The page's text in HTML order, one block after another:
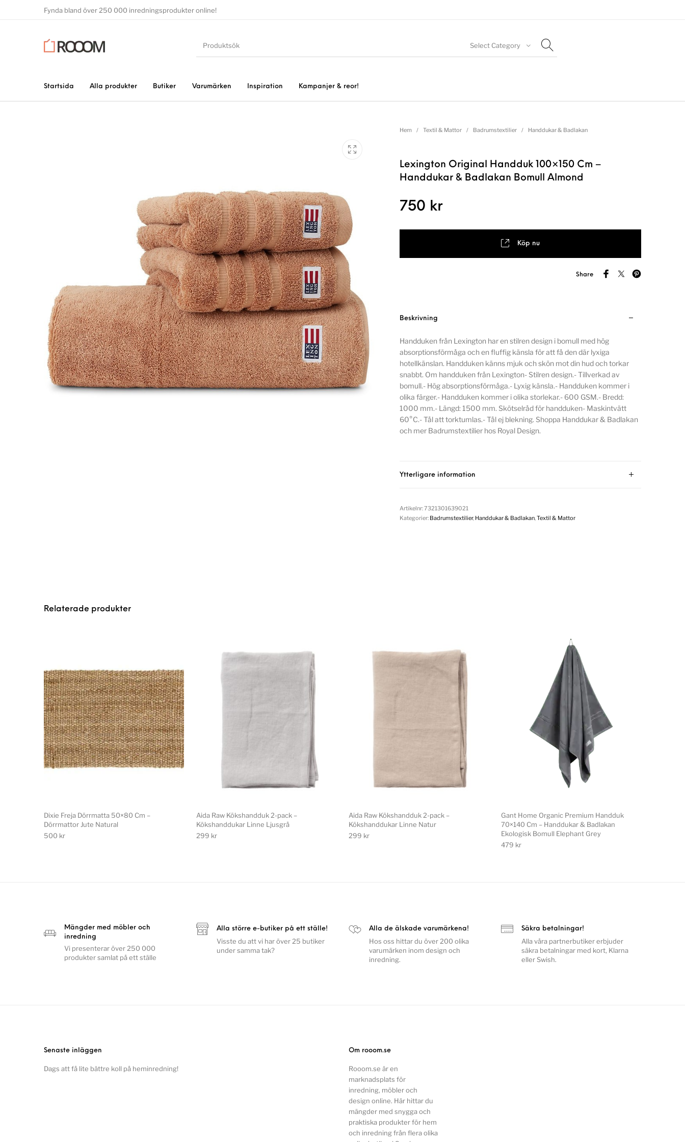
Fynda bland över 250 000 inredningsprodukter online!
Select Category
Startsida Alla produkter Butiker Varumärken Inspiration Kampanjer & reor!
Hem / Textil & Mattor / Badrumstextilier / Handdukar & Badlakan
Lexington Original Handduk 100×150 Cm –
Handdukar & Badlakan Bomull Almond
750 kr
Köp nu
Share
Beskrivning
Handduken från Lexington har en stilren design i bomull med hög
absorptionsförmåga och en fluffig känsla för att få den där lyxiga
hotellkänslan. Handduken känns mjuk och skön mot din hud och torkar
snabbt. Om handduken från Lexington- Stilren design.- Tillverkad av
bomull.- Hög absorptionsförmåga.- Lyxig känsla.- Handduken kommer i
olika färger.- Handduken kommer i olika storlekar.- 600 GSM.- Bredd:
1000 mm.- Längd: 1500 mm. Skötselråd för handduken- Maskintvätt
60°C.- Tål att torktumlas.- Tål ej blekning. Shoppa Handdukar & Badlakan
och mer Badrumstextilier hos Royal Design.
Ytterligare information
Artikelnr:7321301639021
Kategorier: Badrumstextilier, Handdukar & Badlakan, Textil & Mattor
Relaterade produkter
Dixie Freja Dörrmatta 50×80 Cm –
Dörrmattor Jute Natural
500 kr
Aida Raw Kökshandduk 2-pack –
Kökshanddukar Linne Ljusgrå
299 kr
Aida Raw Kökshandduk 2-pack –
Kökshanddukar Linne Natur
299 kr
Gant Home Organic Premium Handduk
70×140 Cm – Handdukar & Badlakan
Ekologisk Bomull Elephant Grey
479 kr
Mängder med möbler och
inredning
Vi presenterar över 250 000
produkter samlat på ett ställe
Alla större e-butiker på ett ställe!
Visste du att vi har över 25 butiker
under samma tak?
Alla de älskade varumärkena!
Hos oss hittar du över 200 olika
varumärken inom design och
inredning.
Säkra betalningar!
Alla våra partnerbutiker erbjuder
säkra betalningar med kort, Klarna
eller Swish.
Senaste inläggen
Dags att få lite bättre koll på heminredning!
Om rooom.se
Rooom.se är en
marknadsplats för
inredning, möbler och
design online. Här hittar du
mängder med snygga och
praktiska produkter för hem
och inredning från flera olika